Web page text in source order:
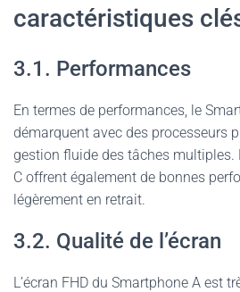
caractéristiques
3.1. Performances
En termes de performances, le
démarquent avec des processeurs
gestion fluide des tâches multiples.
C offrent également de bonnes
légèrement en retrait.
3.2. Qualité de l’écran
L’écran FHD du Smartphone A est